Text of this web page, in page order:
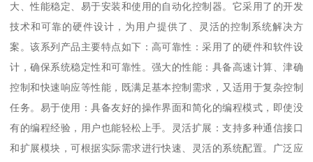
大、性能稳定、易于安装和使用的自动化控制器。它采用了的开发
技术和可靠的硬件设计，为用户提供了、灵活的控制系统解决方
案。该系列产品主要特点如下：高可靠性：采用了的硬件和软件设
计，确保系统稳定性和可靠性。强大的性能：具备高速计算、津确
控制和快速响应等性能，既满足基本控制需求，又适用于复杂控制
任务。易于使用：具备友好的操作界面和简化的编程模式，即使没
有的编程经验，用户也能轻松上手。灵活扩展：支持多种通信接口
和扩展模块，可根据实际需求进行快速、灵活的系统配置。广泛应